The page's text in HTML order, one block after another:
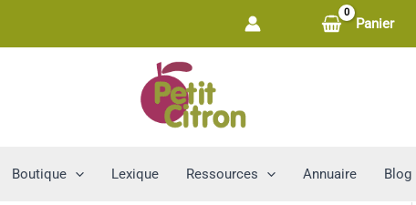
Panier
Boutique Lexique Ressources Annuaire Blog